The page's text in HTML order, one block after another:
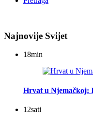
Najnovije Svijet
18min
Hrvat u Njemačkoj:
12sati